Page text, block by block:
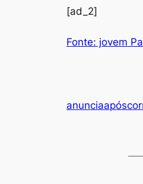
[ad_2]
Fonte: jovem
anunciaapós